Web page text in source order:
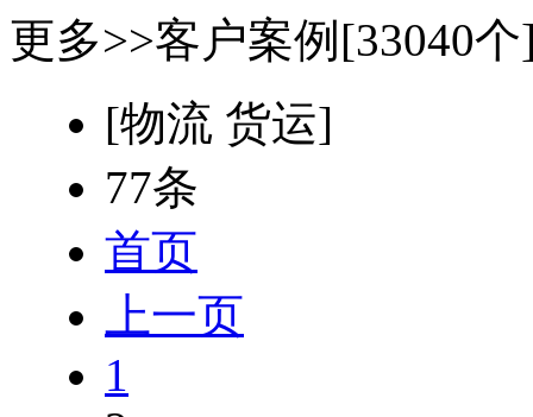
更多>>客户案例[33040
[物流 货运]
77条
首页
上一页
1